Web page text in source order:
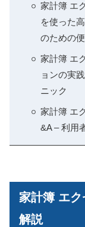
家計簿 エ
を使った
のための
家計簿 エ
ョンの実
ニック
家計簿 エ
&A – 利用
家計簿 エ
解説